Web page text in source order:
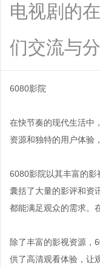
电视剧的
们交流与
6080影院
在快节奏的现代生活中
资源和独特的用户体验
6080影院以其丰富的
囊括了大量的影评和资
都能满足观众的需求。
除了丰富的影视资源，
供了高清观看体验，让